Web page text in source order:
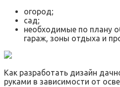
огород;
сад;
необходимые по плану
гараж, зоны отдыха и
Как разработать дизайн
руками в зависимости от